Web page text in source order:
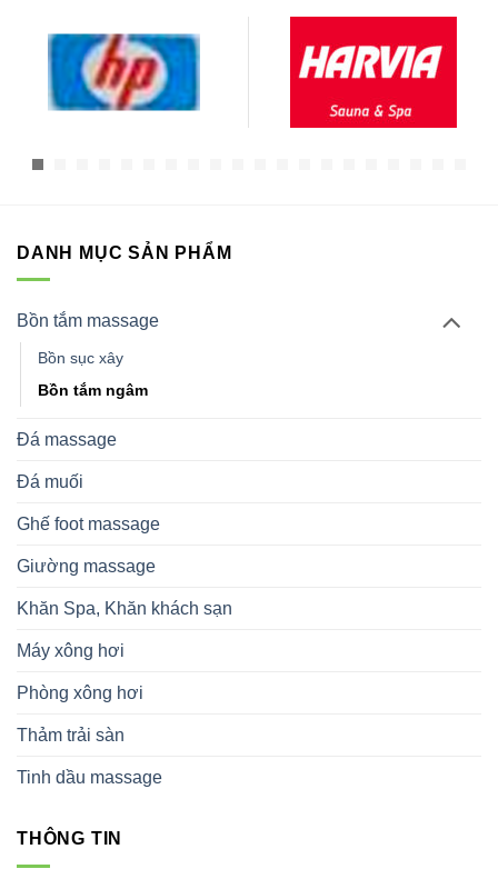
DANH MỤC SẢN PHẨM
Bồn tắm massage
Bồn sục xây
Bồn tắm ngâm
Đá massage
Đá muối
Ghế foot massage
Giường massage
Khăn Spa, Khăn khách sạn
Máy xông hơi
Phòng xông hơi
Thảm trải sàn
Tinh dầu massage
THÔNG TIN